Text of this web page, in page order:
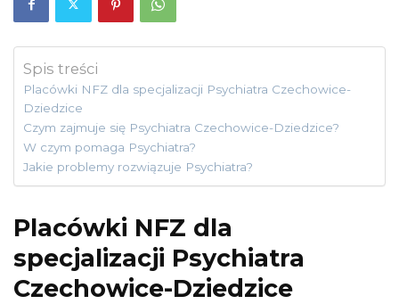
Spis treści
Placówki NFZ dla specjalizacji Psychiatra Czechowice-
Dziedzice
Czym zajmuje się Psychiatra Czechowice-Dziedzice?
W czym pomaga Psychiatra?
Jakie problemy rozwiązuje Psychiatra?
Placówki NFZ dla
specjalizacji Psychiatra
Czechowice-Dziedzice